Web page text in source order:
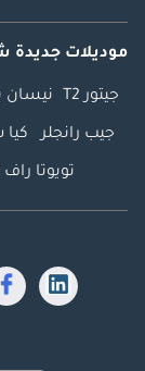
موديلات جديدة
جيتور T2 نيسان
جيب رانجلر
تويوتا راف ٤